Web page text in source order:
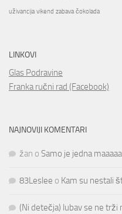
uživancija vikend zabava čokolada
LINKOVI
Glas Podravine
Franka ručni rad (Facebook)
NAJNOVIJI KOMENTARI
žan o Samo je jedna
83Leslee o Kam su nestali
(Ni detečja) lubav se ne trži